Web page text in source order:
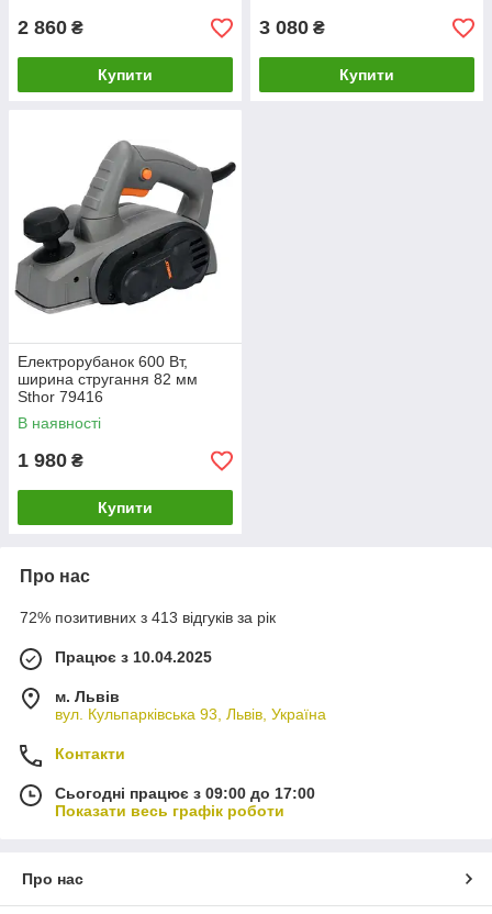
2 860 ₴
Купити
3 080 ₴
Купити
Електрорубанок 600 Вт,
ширина стругання 82 мм
Sthor 79416
В наявності
1 980 ₴
Купити
Про нас
72% позитивних з 413 відгуків за рік
Працює з 10.04.2025
м. Львів
вул. Кульпарківська 93, Львів, Україна
Контакти
Сьогодні працює з 09:00 до 17:00
Показати весь графік роботи
Про нас